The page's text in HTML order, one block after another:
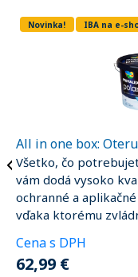
All in one box:
Všetko, čo
vám dodá vysoko
ochranné a
vďaka ktorému
Cena s DPH
62,99 €
Novinka! IBA na e-